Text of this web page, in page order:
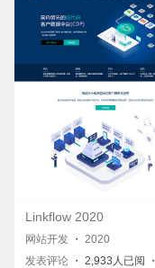
Linkflow 2020
网站开发 ・ 2020
发表评论 ・ 2,933人已阅 ・